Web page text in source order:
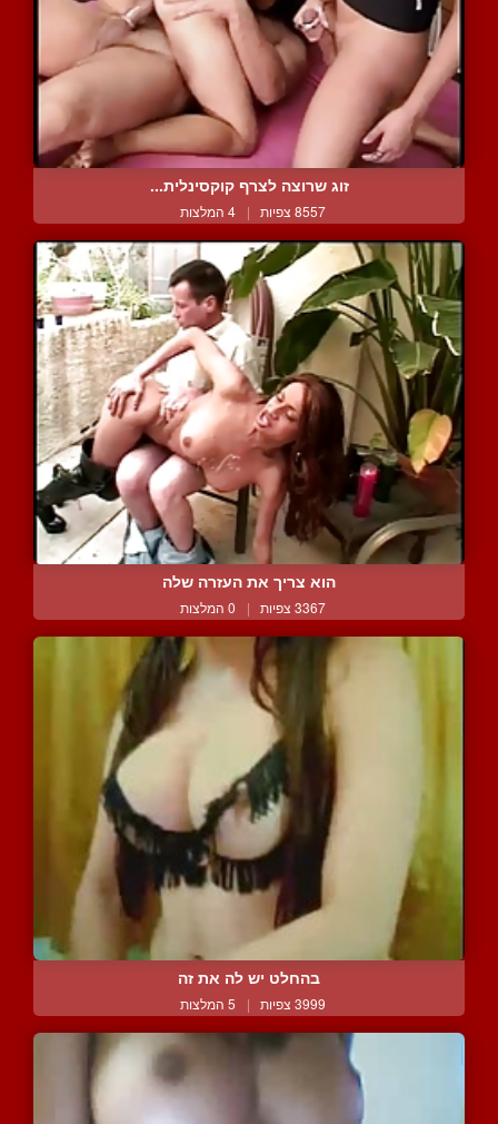
זוג שרוצה לצרף קוקסינלית...
8557 צפיות | 4 המלצות
הוא צריך את העזרה שלה
3367 צפיות | 0 המלצות
בהחלט יש לה את זה
3999 צפיות | 5 המלצות